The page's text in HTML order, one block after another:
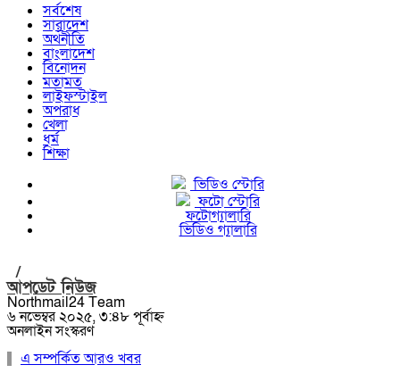
সর্বশেষ
সারাদেশ
অর্থনীতি
বাংলাদেশ
বিনোদন
মতামত
লাইফস্টাইল
অপরাধ
খেলা
ধর্ম
শিক্ষা
ভিডিও স্টোরি
ফটো স্টোরি
ফটোগ্যালারি
ভিডিও গ্যালারি
/
আপডেট নিউজ
Northmail24 Team
৬ নভেম্বর ২০২৫, ৩:৪৮ পূর্বাহ্ন
অনলাইন সংস্করণ
এ সম্পর্কিত আরও খবর